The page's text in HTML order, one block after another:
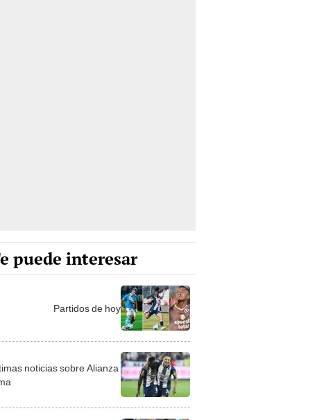
puede interesar
Partidos de hoy
noticias sobre Alianza